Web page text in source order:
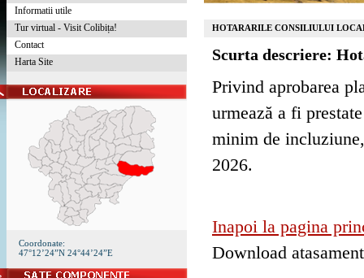
Informatii utile
Tur virtual - Visit Colibița!
Contact
Harta Site
Coordonate:
47°12’24”N 24°44’24”E
HOTARARILE CONSILIULUI
Scurta descriere:
Privind aprobarea
urmează a fi
minim de
2026.
Inapoi la pagina
Download